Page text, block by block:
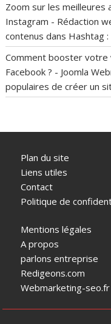
Zoom sur les meilleures
Instagram - Rédaction
contenus dans Hashtag
Comment booster votre
Facebook ? - Joomla
populaires de créer un
Plan du site
Liens utiles
Contact
Politique de
Mentions légales
A propos
parlons entreprise
Redigeons.com
Webmarketing-seo.fr